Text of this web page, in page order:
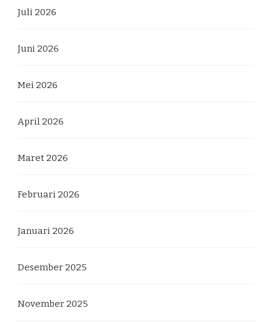
Juli 2026
Juni 2026
Mei 2026
April 2026
Maret 2026
Februari 2026
Januari 2026
Desember 2025
November 2025